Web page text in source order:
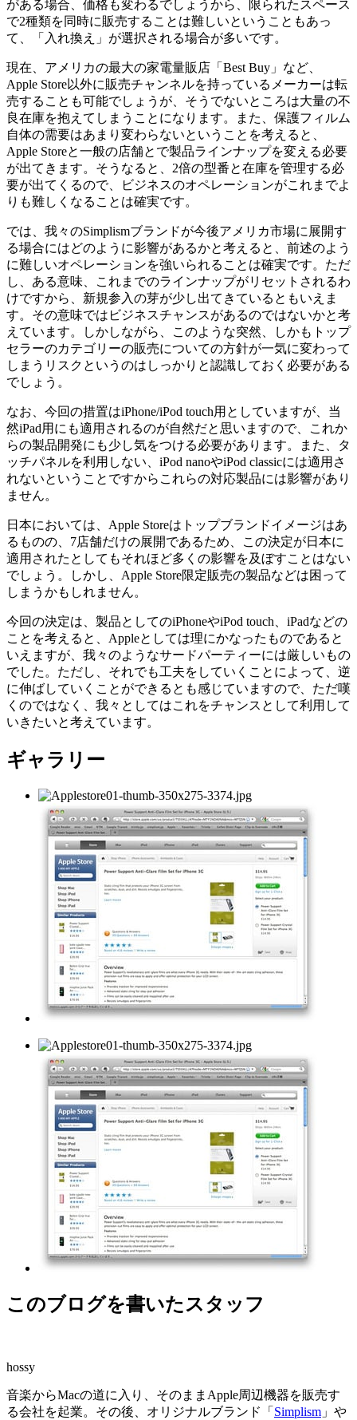
がある場合、価格も変わるでしょうから、限られたスペース
で2種類を同時に販売することは難しいということもあっ
て、「入れ換え」が選択される場合が多いです。
現在、アメリカの最大の家電量販店「Best Buy」など、
Apple Store以外に販売チャンネルを持っているメーカーは転
売することも可能でしょうが、そうでないところは大量の不
良在庫を抱えてしまうことになります。また、保護フィルム
自体の需要はあまり変わらないということを考えると、
Apple Storeと一般の店舗とで製品ラインナップを変える必要
が出てきます。そうなると、2倍の型番と在庫を管理する必
要が出てくるので、ビジネスのオペレーションがこれまでよ
りも難しくなることは確実です。
では、我々のSimplismブランドが今後アメリカ市場に展開す
る場合にはどのように影響があるかと考えると、前述のよう
に難しいオペレーションを強いられることは確実です。ただ
し、ある意味、これまでのラインナップがリセットされるわ
けですから、新規参入の芽が少し出てきているともいえま
す。その意味ではビジネスチャンスがあるのではないかと考
えています。しかしながら、このような突然、しかもトップ
セラーのカテゴリーの販売についての方針が一気に変わって
しまうリスクというのはしっかりと認識しておく必要がある
でしょう。
なお、今回の措置はiPhone/iPod touch用としていますが、当
然iPad用にも適用されるのが自然だと思いますので、これか
らの製品開発にも少し気をつける必要があります。また、タ
ッチパネルを利用しない、iPod nanoやiPod classicには適用さ
れないということですからこれらの対応製品には影響があり
ません。
日本においては、Apple Storeはトップブランドイメージはあ
るものの、7店舗だけの展開であるため、この決定が日本に
適用されたとしてもそれほど多くの影響を及ぼすことはない
でしょう。しかし、Apple Store限定販売の製品などは困って
しまうかもしれません。
今回の決定は、製品としてのiPhoneやiPod touch、iPadなどの
ことを考えると、Appleとしては理にかなったものであると
いえますが、我々のようなサードパーティーには厳しいもの
でした。ただし、それでも工夫をしていくことによって、逆
に伸ばしていくことができるとも感じていますので、ただ嘆
くのではなく、我々としてはこれをチャンスとして利用して
いきたいと考えています。
ギャラリー
このブログを書いたスタッフ
hossy
音楽からMacの道に入り、そのままApple周辺機器を販売す
る会社を起業。その後、オリジナルブランド「 Simplism 」や